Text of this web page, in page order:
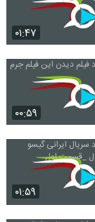
۰۱:۴۷
۰۰:۵۹
۰۱:۵۹